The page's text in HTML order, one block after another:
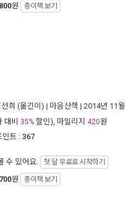
원 종이책 보기
희 (옮긴이) | 마음산책 | 2014년 11월
대비 35% 할인), 마일리지 420원
인트 : 367
수 있어요. 첫 달 무료로 시작하기
원 종이책 보기